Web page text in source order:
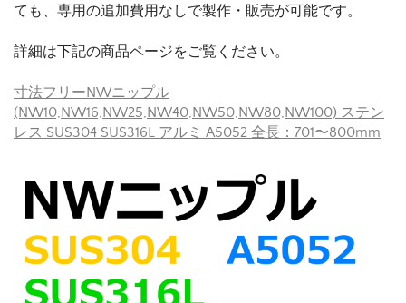
ても、専用の追加費用なしで製作・販売が可能です。
詳細は下記の商品ページをご覧ください。
寸法フリーNWニップル
(NW10,NW16,NW25,NW40,NW50,NW80,NW100) ステン
レス SUS304 SUS316L アルミ A5052 全長：701〜800mm